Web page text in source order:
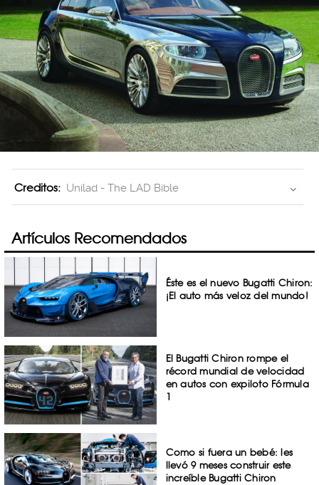
Creditos: Unilad - The LAD Bible
Artículos Recomendados
Éste es el nuevo Bugatti Chiron:
¡El auto más veloz del mundo!
El Bugatti Chiron rompe el
récord mundial de velocidad
en autos con expiloto Fórmula
1
Como si fuera un bebé: les
llevó 9 meses construir este
increíble Bugatti Chiron